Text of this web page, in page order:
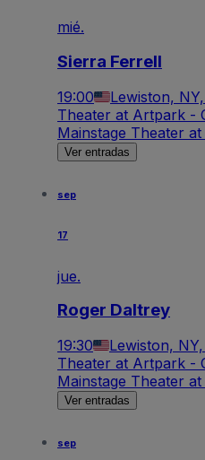
mié.
Sierra Ferrell
19:00 Lewiston,
Theater at Artpark -
Mainstage Theater
Ver entradas
sep
17
jue.
Roger Daltrey
19:30 Lewiston,
Theater at Artpark -
Mainstage Theater
Ver entradas
sep